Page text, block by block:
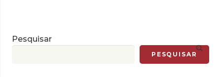
Pesquisar
PESQUISAR